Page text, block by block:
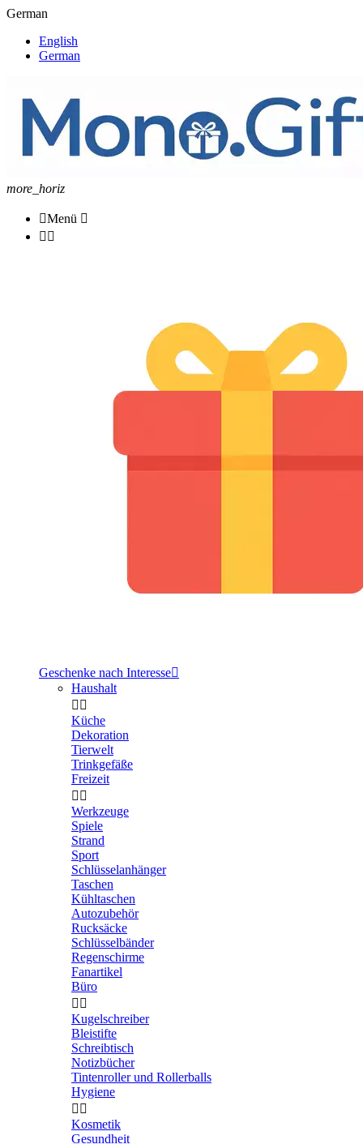
German
English
German
more_horiz
Menü 
 
Geschenke nach Interesse
Haushalt
 
Küche
Dekoration
Tierwelt
Trinkgefäße
Freizeit
 
Werkzeuge
Spiele
Strand
Sport
Schlüsselanhänger
Taschen
Kühltaschen
Autozubehör
Rucksäcke
Schlüsselbänder
Regenschirme
Fanartikel
Büro
 
Kugelschreiber
Bleistifte
Schreibtisch
Notizbücher
Tintenroller und Rollerballs
Hygiene
 
Kosmetik
Gesundheit